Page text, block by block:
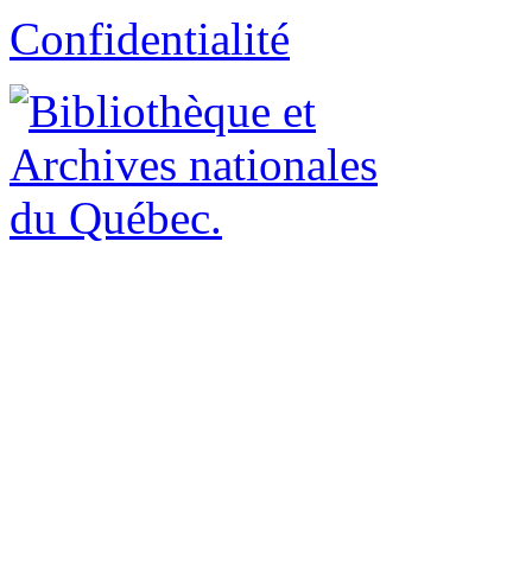
Confidentialité